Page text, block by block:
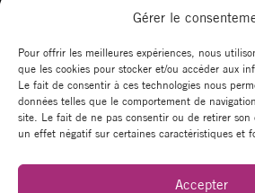
Gérer le
Pour offrir les meilleures expériences, nous
que les cookies pour stocker et/ou accéder aux
Le fait de consentir à ces technologies nous
données telles que le comportement de
site. Le fait de ne pas consentir ou de retirer son
un effet négatif sur certaines caractéristiques et
Accepter